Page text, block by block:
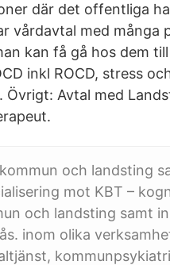
där det offentliga
vårdavtal med många
kan få gå hos dem
inkl ROCD, stress
Avtal med
och landsting
mot KBT –
och landsting samt
inom olika